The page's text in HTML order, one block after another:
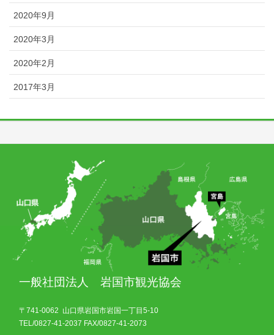
2020年9月
2020年3月
2020年2月
2017年3月
一般社団法人 岩国市観光協会
〒741-0062 山口県岩国市岩国一丁目5-10
TEL/0827-41-2037 FAX/0827-41-2073